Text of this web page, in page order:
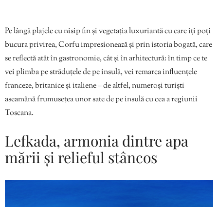
Pe lângă plajele cu nisip fin și vegetația luxuriantă cu care îți poți
bucura privirea, Corfu impresionează și prin istoria bogată, care
se reflectă atât în gastronomie, cât și în arhitectură: în timp ce te
vei plimba pe străduțele de pe insulă, vei remarca influențele
franceze, britanice și italiene – de altfel, numeroși turiști
aseamănă frumusețea unor sate de pe insulă cu cea a regiunii
Toscana.
Lefkada, armonia dintre apa
mării și relieful stâncos